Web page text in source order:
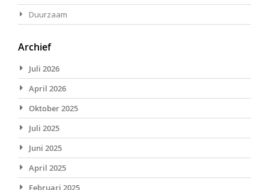
Duurzaam
Archief
Juli 2026
April 2026
Oktober 2025
Juli 2025
Juni 2025
April 2025
Februari 2025